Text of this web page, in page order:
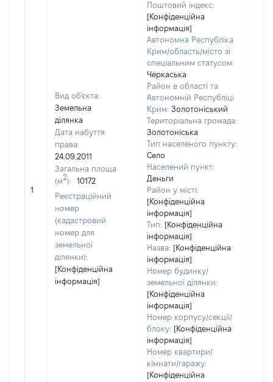
1
Вид об'єкта:
Земельна
ділянка
Дата набуття
права:
24.09.2011
Загальна площа
(м2):
10172
Реєстраційний
номер
(кадастровий
номер для
земельної
ділянки):
[Конфіденційна
інформація]
Поштовий індекс:
[Конфіденційна
інформація]
Автономна Республіка
Крим/область/місто зі
спеціальним статусом:
Черкаська
Район в області та
Автономній Республіці
Крим: Золотоніський
Територіальна громада:
Золотоніська
Тип населеного пункту:
Село
Населений пункт:
Деньги
Район у місті:
[Конфіденційна
інформація]
Тип: [Конфіденційна
інформація]
Назва: [Конфіденційна
інформація]
Номер будинку/
земельної ділянки:
[Конфіденційна
інформація]
Номер корпусу/секції/
блоку: [Конфіденційна
інформація]
Номер квартири/
кімнати/гаражу:
[Конфіденційна